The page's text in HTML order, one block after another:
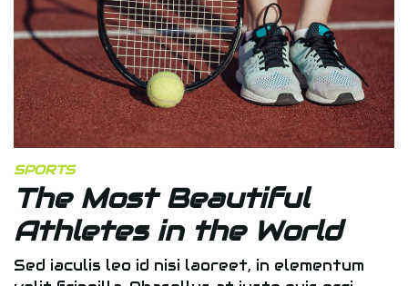
SPORTS
The Most Beautiful
Athletes in the World
Sed iaculis leo id nisi laoreet, in elementum